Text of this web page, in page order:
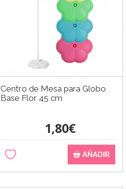
Centro de Mesa para Globo
Base Flor 45 cm
1,80€
AÑADIR